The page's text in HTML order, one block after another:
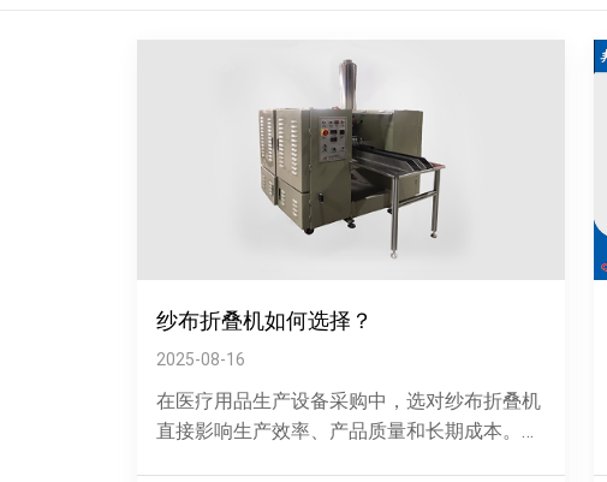
纱布折叠机如何选择？
2025-08-16
在医疗用品生产设备采购中，选对纱布折叠机
直接影响生产效率、产品质量和长期成本。面